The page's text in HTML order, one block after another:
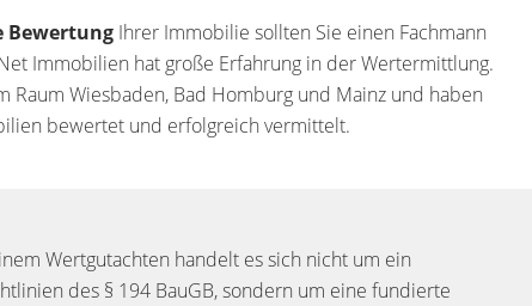
Bewertung Ihrer Immobilie sollten Sie einen Fachmann
Immobilien hat große Erfahrung in der Wertermittlung.
Raum Wiesbaden, Bad Homburg und Mainz und haben
bewertet und erfolgreich vermittelt.
Wertgutachten handelt es sich nicht um ein
des § 194 BauGB, sondern um eine fundierte